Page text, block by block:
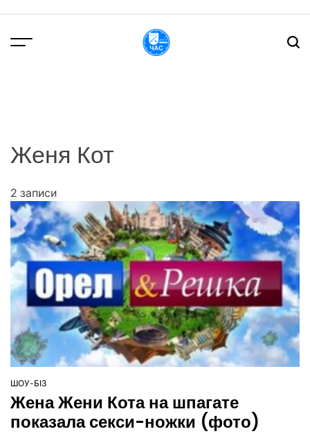
вмісту
Женя Кот
2 записи
ОПУБЛІКУВАТИ
У
ШОУ-БІЗ
Жена Жени Кота на шпагате
показала секси-ножки (фото)